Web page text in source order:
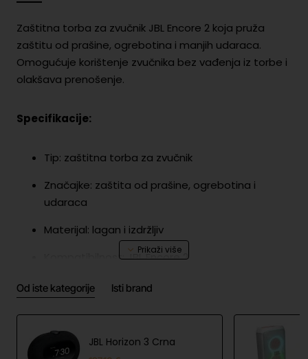
Zaštitna torba za zvučnik JBL Encore 2 koja pruža
zaštitu od prašine, ogrebotina i manjih udaraca.
Omogućuje korištenje zvučnika bez vađenja iz torbe i
olakšava prenošenje.
Specifikacije:
Tip: zaštitna torba za zvučnik
Značajke: zaštita od prašine, ogrebotina i
udaraca
Materijal: lagan i izdržljiv
Kompatibilnost: JBL Encore 2
Dodatno: omogućuje reprodukciju zvuka tijekom
zaštite
Sigurnost proizvoda
Od iste kategorije Isti brand
JBL Horizon 3 Crna